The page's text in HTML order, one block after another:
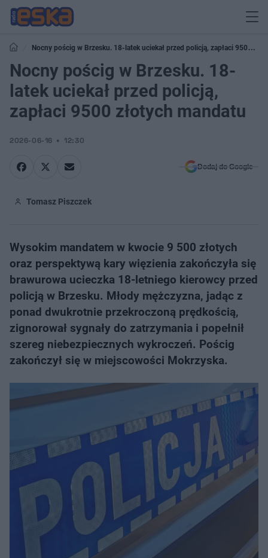
Nocny pościg w Brzesku. 18-latek uciekał przed policją, zapłaci 9500
złotych mandatu
Nocny pościg w Brzesku. 18-
latek uciekał przed policją,
zapłaci 9500 złotych mandatu
2026-06-16 12:30
Dodaj do Google
Tomasz Piszczek
Wysokim mandatem w kwocie 9 500 złotych
oraz perspektywą kary więzienia zakończyła się
brawurowa ucieczka 18-letniego kierowcy przed
policją w Brzesku. Młody mężczyzna, jadąc z
ponad dwukrotnie przekroczoną prędkością,
zignorował sygnały do zatrzymania i popełnił
szereg niebezpiecznych wykroczeń. Pościg
zakończył się w miejscowości Mokrzyska.